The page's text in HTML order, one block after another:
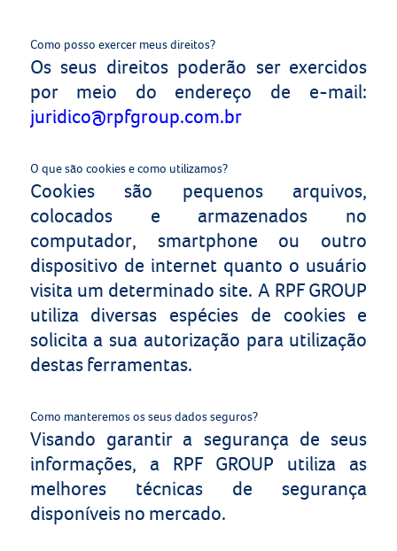
Como posso exercer meus direitos?
Os seus direitos poderão ser exercidos
por meio do endereço de e-mail:
juridico@rpfgroup.com.br
O que são cookies e como utilizamos?
Cookies são pequenos arquivos,
colocados e armazenados no
computador, smartphone ou outro
dispositivo de internet quanto o usuário
visita um determinado site. A RPF GROUP
utiliza diversas espécies de cookies e
solicita a sua autorização para utilização
destas ferramentas.
Como manteremos os seus dados seguros?
Visando garantir a segurança de seus
informações, a RPF GROUP utiliza as
melhores técnicas de segurança
disponíveis no mercado.